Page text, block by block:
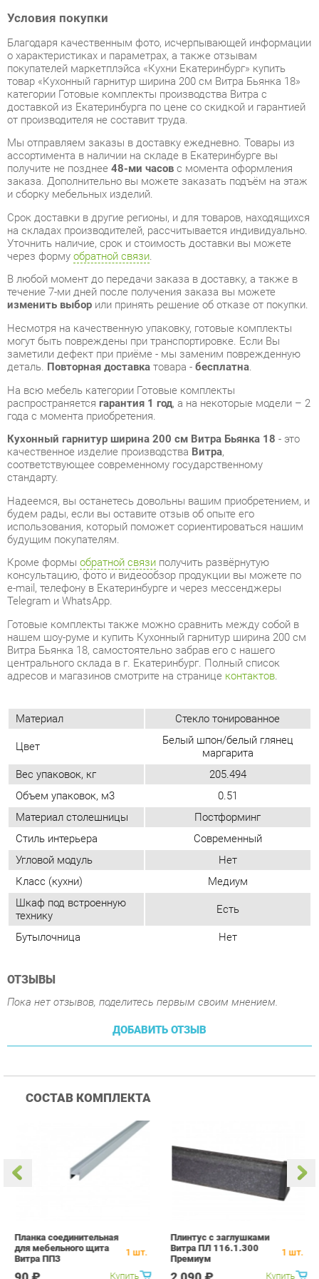
товар «Кухонный гарнитур ширина 200 см Витра Бьянка 18»
категории Готовые комплекты производства Витра с
доставкой из Екатеринбурга по цене со скидкой и гарантией
от производителя не составит труда.
Мы отправляем заказы в доставку ежедневно. Товары из
ассортимента в наличии на складе в Екатеринбурге вы
получите не позднее48-ми часовс момента оформления
заказа. Дополнительно вы можете заказать подъём на этаж
и сборку мебельных изделий.
Срок доставки в другие регионы, и для товаров, находящихся
на складах производителей, рассчитывается индивидуально.
Уточнить наличие, срок и стоимость доставки вы можете
через формуобратной связи.
В любой момент до передачи заказа в доставку, а также в
течение 7-ми дней после получения заказа вы можете
изменить выборили принять решение об отказе от покупки.
Несмотря на качественную упаковку, готовые комплекты
могут быть повреждены при транспортировке. Если Вы
заметили дефект при приёме - мы заменим поврежденную
деталь.Повторная доставкатовара -бесплатна.
На всю мебель категории Готовые комплекты
распространяется
года с момента приобретения.
Кухонный гарнитур ширина 200 см Витра Бьянка 18- это
качественное изделие производстваВитра,
стандарту.
Надеемся, вы останетесь довольны вашим приобретением, и
использования, который поможет сориентироваться нашим
будущим покупателям.
Кроме формы
e-mail, телефону в Екатеринбурге и через мессенджеры
Telegram и WhatsApp.
Готовые комплекты также можно сравнить между собой в
нашем шоу-руме и купить Кухонный гарнитур ширина 200 см
Витра Бьянка 18, самостоятельно забрав его с нашего
центрального склада в г. Екатеринбург. Полный список
адресов и магазинов смотрите на страницеконтактов.
Материал Стекло тонированное
Цвет
Белый шпон/белый глянец
маргарита
Вес упаковок, кг
205.494
Материал столешницы
Постформинг
Стиль интерьера
Современный
Угловой модуль
Нет
Класс (кухни)
Медиум
Шкаф под встроенную
технику Есть
Бутылочница Нет
ОТЗЫВЫ
Пока нет отзывов, поделитесь первым своим мнением.
ДОБАВИТЬ ОТЗЫВ
Купить
1 шт.
Купить
Премиум
2 090 ₽